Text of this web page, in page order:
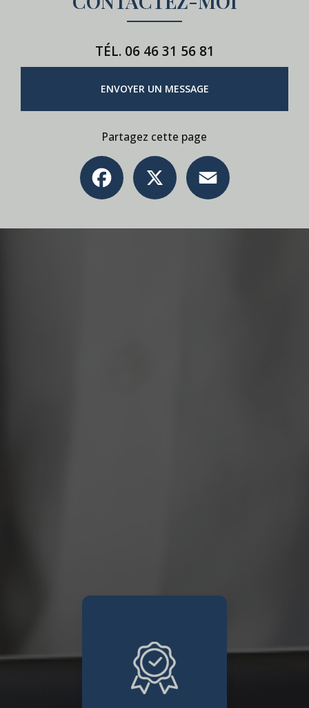
TÉL. 06 46 31 56 81
ENVOYER UN MESSAGE
Partagez cette page
Facebook